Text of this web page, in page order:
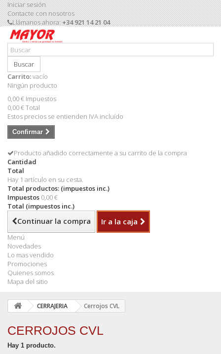
Iniciar sesión
Contacte con nosotros
Llámanos ahora:+34 921 14 21 04
Buscar
Carrito:vacío
Ningún producto
0,00 € Impuestos
0,00 €Total
Estos precios se entienden IVA incluído
Confirmar
Producto añadido correctamente a su carrito de la compra
Cantidad
Total
Hay 1 artículo en su cesta.
Total productos: (impuestos inc.)
Impuestos 0,00 €
Total (impuestos inc.)
Continuar la compra Ir a la caja
Menú
Novedades
Lo mas vendido
Promociones
Quienes somos
Mapa del sitio
CERRAJERIA Cerrojos CVL
CERROJOS CVL
Hay 1 producto.